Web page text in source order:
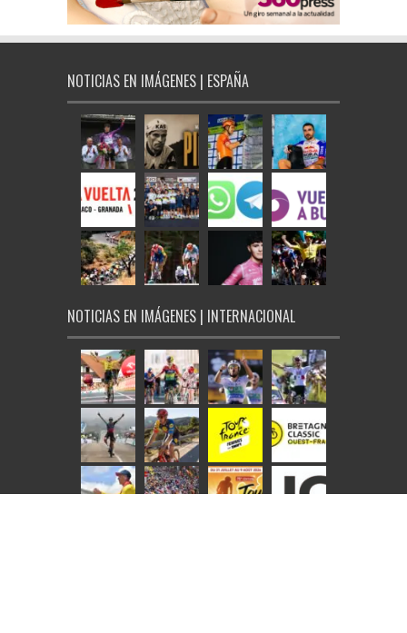
NOTICIAS EN IMÁGENES | ESPAÑA
NOTICIAS EN IMÁGENES | INTERNACIONAL